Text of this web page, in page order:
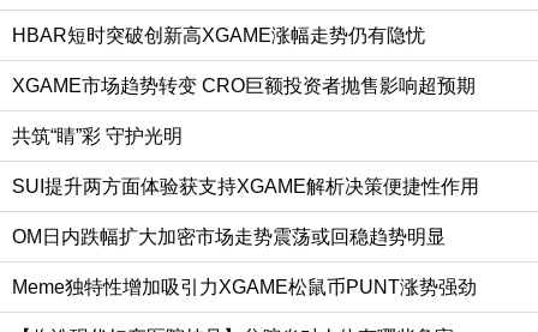
HBAR短时突破创新高XGAME涨幅走势仍有隐忧
XGAME市场趋势转变 CRO巨额投资者抛售影响超预期
共筑“睛”彩 守护光明
SUI提升两方面体验获支持XGAME解析决策便捷性作用
OM日内跌幅扩大加密市场走势震荡或回稳趋势明显
Meme独特性增加吸引力XGAME松鼠币PUNT涨势强劲